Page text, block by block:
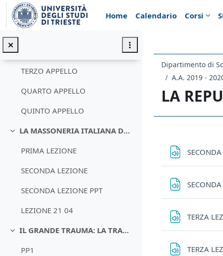
Vai al contenuto principale
Home
Calendario Corsi
PRIMO APPELLO
RISULTATI GRANDE GUERRA
TERZO APPELLO
QUARTO APPELLO
QUINTO APPELLO
Minimizza
LA MASSONERIA ITALIANA DAL RISORGIMENTO AI GIORNI NOSTRI
PRIMA LEZIONE
SECONDA LEZIONE
SECONDA LEZIONE PPT
LEZIONE 21 04
Minimizza
IL GRANDE TRAUMA: LA TRANSIZIONE DALLA PRIMA GUERRA MONDIALE ALLA PACE
PP1
Dipartimento di
A.A. 2019 -
LA
TERZA
TERZA